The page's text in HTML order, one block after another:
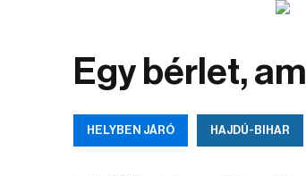
Egy bérlet,
HELYBEN JÁRÓ HAJDÚ-BIHAR